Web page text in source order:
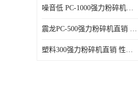
噪音低 PC-1000强力粉碎机直供
震龙PC-500强力粉碎机直销 性价比高
塑料300强力粉碎机直销 性价比高